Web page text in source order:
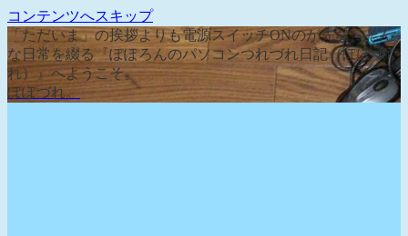
コンテンツへスキップ
「ただいま」の挨拶よりも電源スイッチONのが先な、そん
な日常を綴る『ぽぽろんのパソコンつれづれ日記（ぽぽづ
れ）』へようこそ。
ぽぽづれ。